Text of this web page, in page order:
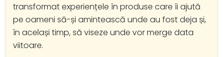
transformat experiențele în produse care îi ajută
pe oameni să-și amintească unde au fost deja și,
în același timp, să viseze unde vor merge data
viitoare.